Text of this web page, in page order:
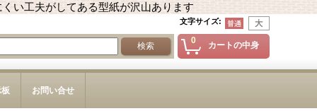
い工夫がしてある型紙が沢山あります
文字サイズ:
0 カートの中身
お問い合せ